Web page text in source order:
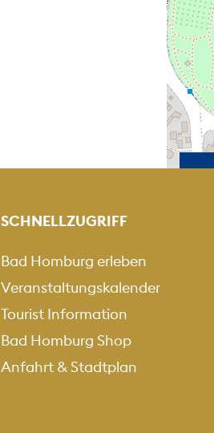
+
SCHNELLZUGRIFF
Bad Homburg erleben
Veranstaltungskalender
Tourist Information
Bad Homburg Shop
Anfahrt & Stadtplan